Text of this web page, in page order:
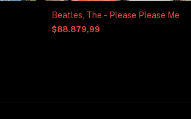
Beatles, The - Please Please Me
$88.879,99